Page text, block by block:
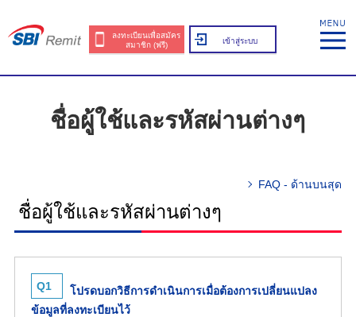
ลงทะเบียนเพื่อสมัคร
สมาชิก (ฟรี)
เข้าสู่ระบบ
ชื่อผู้ใช้และรหัสผ่านต่างๆ
FAQ - ด้านบนสุด
ชื่อผู้ใช้และรหัสผ่านต่างๆ
Q1
โปรดบอกวิธีการดำเนินการเมื่อต้องการเปลี่ยนแปลง
ข้อมูลที่ลงทะเบียนไว้